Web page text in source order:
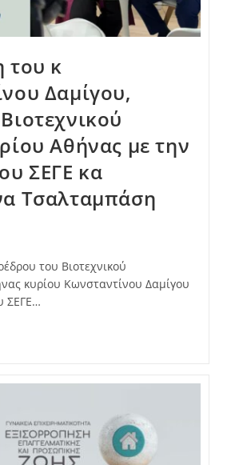
του κ
Δαμίγου,
Αθήνας με την
ΣΕΓΕ κα
Τσαλταμπάση
του Βιοτεχνικού
κυρίου Κωνσταντίνου Δαμίγου
ΣΕΓΕ…